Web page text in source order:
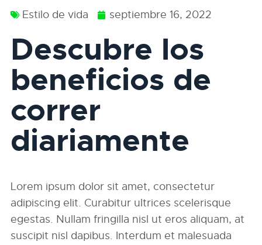
Estilo de vida septiembre 16, 2022
Descubre los
beneficios de
correr
diariamente
Lorem ipsum dolor sit amet, consectetur
adipiscing elit. Curabitur ultrices scelerisque
egestas. Nullam fringilla nisl ut eros aliquam, at
suscipit nisl dapibus. Interdum et malesuada